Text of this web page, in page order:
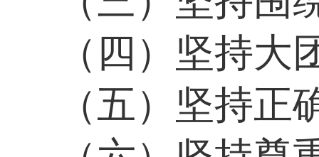
（三）坚持
（四）坚持
（五）坚持